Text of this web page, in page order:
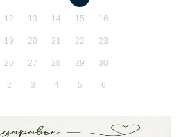
12 13 14 15 16
19 20 21 22 23
26 27 28 29 30
2 3 4 5 6